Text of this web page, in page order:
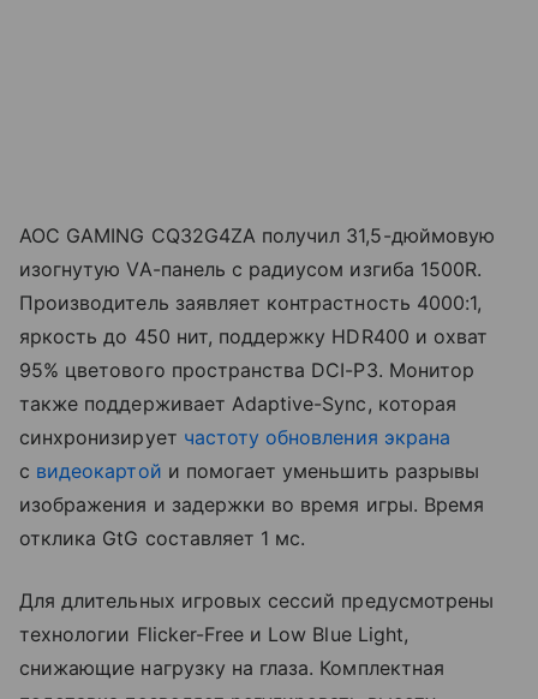
AOC GAMING CQ32G4ZA получил 31,5-дюймовую
изогнутую VA-панель с радиусом изгиба 1500R.
Производитель заявляет контрастность 4000:1,
яркость до 450 нит, поддержку HDR400 и охват
95% цветового пространства DCI-P3. Монитор
также поддерживает Adaptive-Sync, которая
синхронизирует частоту обновления экрана
с видеокартой и помогает уменьшить разрывы
изображения и задержки во время игры. Время
отклика GtG составляет 1 мс.
Для длительных игровых сессий предусмотрены
технологии Flicker-Free и Low Blue Light,
снижающие нагрузку на глаза. Комплектная